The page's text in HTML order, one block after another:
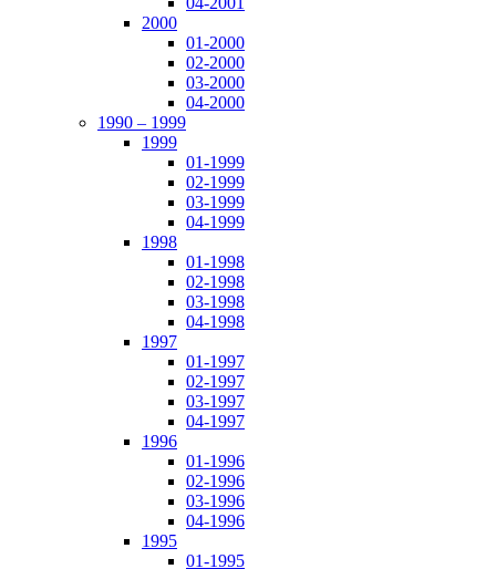
2000
01-2000
02-2000
03-2000
04-2000
1990 – 1999
1999
01-1999
02-1999
03-1999
04-1999
1998
01-1998
02-1998
03-1998
04-1998
1997
01-1997
02-1997
03-1997
04-1997
1996
01-1996
02-1996
03-1996
04-1996
1995
01-1995